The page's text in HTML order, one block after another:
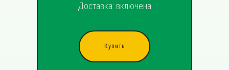
Доставка: включена
Купить